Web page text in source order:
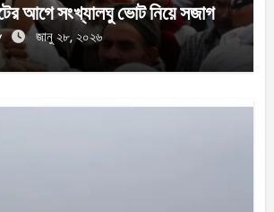
আগে সংখ্যালঘু ভোট নিয়ে সজাগ
জানু ২৮, ২০২৬